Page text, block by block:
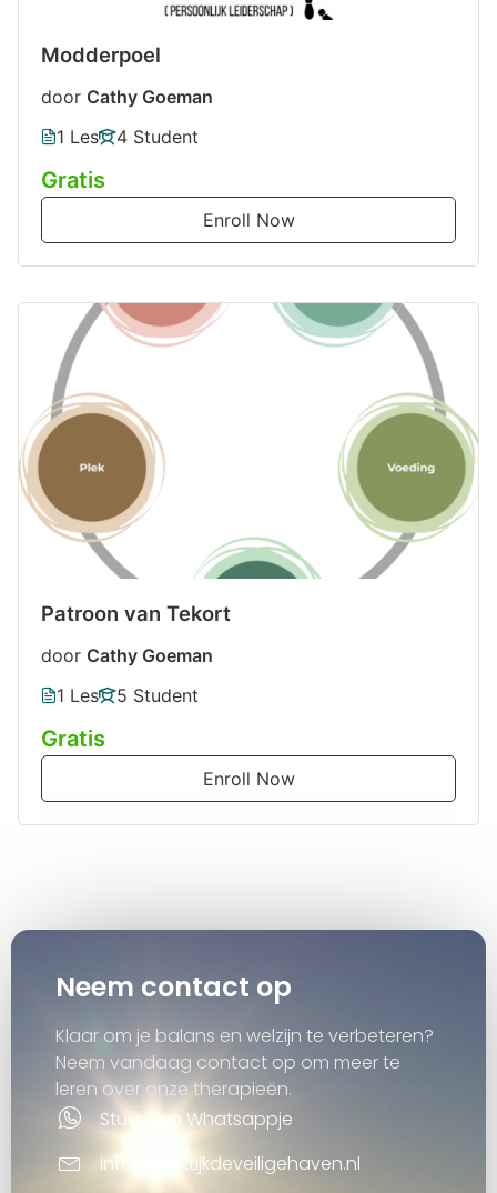
Modderpoel
door Cathy Goeman
1 Les
4 Student
Gratis
Enroll Now
Patroon van Tekort
door Cathy Goeman
1 Les
5 Student
Gratis
Enroll Now
Neem contact op
Klaar om je balans en welzijn te verbeteren?
Neem vandaag contact op om meer te
leren over onze therapieën.
Stuur een Whatsappje
info@praktijkdeveiligehaven.nl